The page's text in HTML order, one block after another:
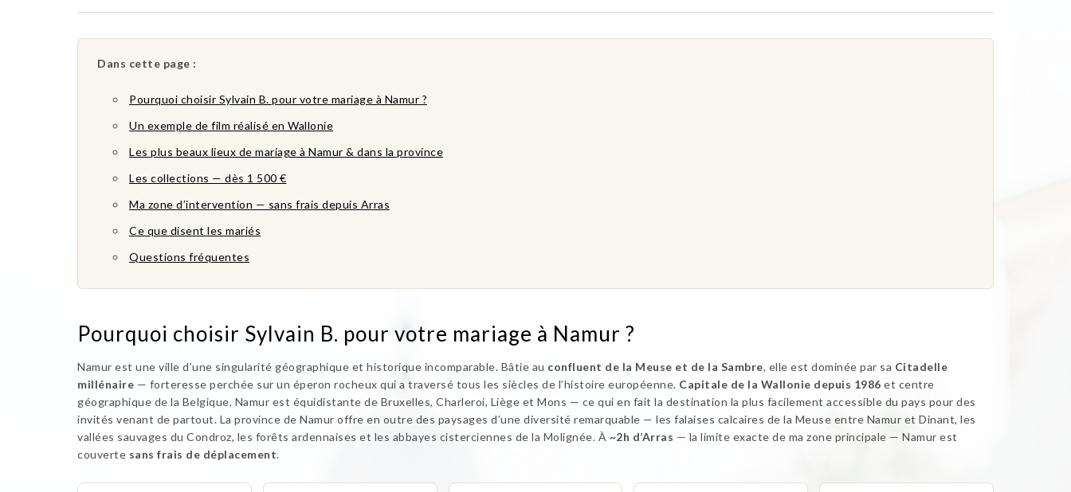
Dans cette page :
Pourquoi choisir Sylvain B. pour votre mariage à Namur ?
Un exemple de film réalisé en Wallonie
Les plus beaux lieux de mariage à Namur & dans la province
Les collections — dès 1 500 €
Ma zone d’intervention — sans frais depuis Arras
Ce que disent les mariés
Questions fréquentes
Pourquoi choisir Sylvain B. pour votre mariage à Namur ?
Namur est une ville d’une singularité géographique et historique incomparable. Bâtie au confluent de la Meuse et de la Sambre, elle est dominée par sa Citadelle
millénaire — forteresse perchée sur un éperon rocheux qui a traversé tous les siècles de l’histoire européenne. Capitale de la Wallonie depuis 1986 et centre
géographique de la Belgique, Namur est équidistante de Bruxelles, Charleroi, Liège et Mons — ce qui en fait la destination la plus facilement accessible du pays pour des
invités venant de partout. La province de Namur offre en outre des paysages d’une diversité remarquable — les falaises calcaires de la Meuse entre Namur et Dinant, les
vallées sauvages du Condroz, les forêts ardennaises et les abbayes cisterciennes de la Molignée. À ~2h d’Arras — la limite exacte de ma zone principale — Namur est
couverte sans frais de déplacement.